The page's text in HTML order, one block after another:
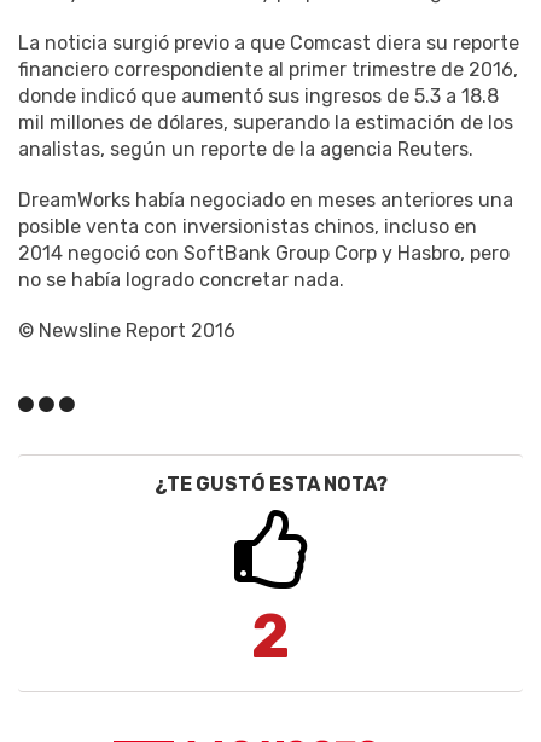
La noticia surgió previo a que Comcast diera su reporte
financiero correspondiente al primer trimestre de 2016,
donde indicó que aumentó sus ingresos de 5.3 a 18.8
mil millones de dólares, superando la estimación de los
analistas, según un reporte de la agencia Reuters.
DreamWorks había negociado en meses anteriores una
posible venta con inversionistas chinos, incluso en
2014 negoció con SoftBank Group Corp y Hasbro, pero
no se había logrado concretar nada.
© Newsline Report 2016
¿TE GUSTÓ ESTA NOTA?
2